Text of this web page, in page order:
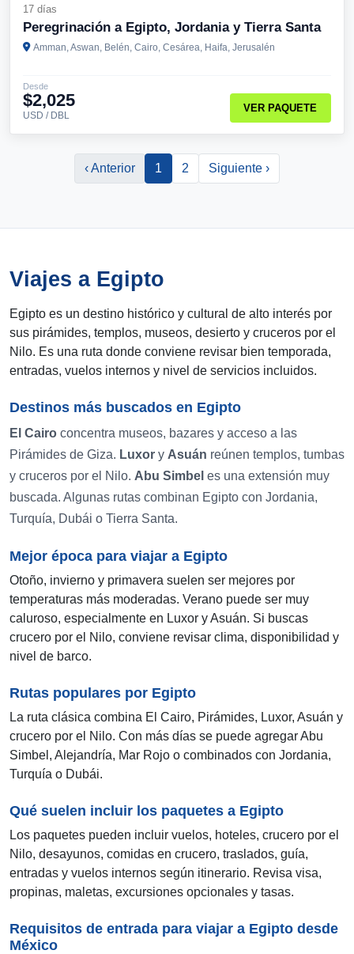
17 días
Peregrinación a Egipto, Jordania y Tierra Santa
Amman, Aswan, Belén, Cairo, Cesárea, Haifa, Jerusalén
Desde
$2,025
USD / DBL
VER PAQUETE
‹ Anterior 1 2 Siguiente ›
Viajes a Egipto
Egipto es un destino histórico y cultural de alto interés por
sus pirámides, templos, museos, desierto y cruceros por el
Nilo. Es una ruta donde conviene revisar bien temporada,
entradas, vuelos internos y nivel de servicios incluidos.
Destinos más buscados en Egipto
El Cairo concentra museos, bazares y acceso a las
Pirámides de Giza. Luxor y Asuán reúnen templos, tumbas
y cruceros por el Nilo. Abu Simbel es una extensión muy
buscada. Algunas rutas combinan Egipto con Jordania,
Turquía, Dubái o Tierra Santa.
Mejor época para viajar a Egipto
Otoño, invierno y primavera suelen ser mejores por
temperaturas más moderadas. Verano puede ser muy
caluroso, especialmente en Luxor y Asuán. Si buscas
crucero por el Nilo, conviene revisar clima, disponibilidad y
nivel de barco.
Rutas populares por Egipto
La ruta clásica combina El Cairo, Pirámides, Luxor, Asuán y
crucero por el Nilo. Con más días se puede agregar Abu
Simbel, Alejandría, Mar Rojo o combinados con Jordania,
Turquía o Dubái.
Qué suelen incluir los paquetes a Egipto
Los paquetes pueden incluir vuelos, hoteles, crucero por el
Nilo, desayunos, comidas en crucero, traslados, guía,
entradas y vuelos internos según itinerario. Revisa visa,
propinas, maletas, excursiones opcionales y tasas.
Requisitos de entrada para viajar a Egipto desde
México